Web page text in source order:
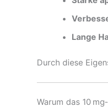
Lange
Durch diese
Warum das 10